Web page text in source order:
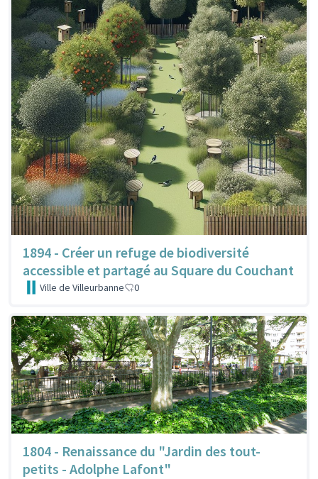
1894 - Créer un refuge de biodiversité
accessible et partagé au Square du Couchant
Ville de Villeurbanne 0
1804 - Renaissance du "Jardin des tout-
petits - Adolphe Lafont"